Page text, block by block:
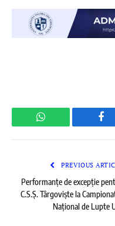
WhatsApp
PREVIOUS
Performanțe de excepție
C.S.Ș. Târgoviște la
Național de Lupte